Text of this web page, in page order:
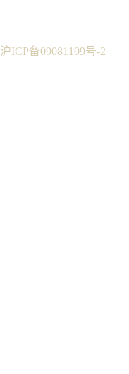
沪ICP备09081109号-2